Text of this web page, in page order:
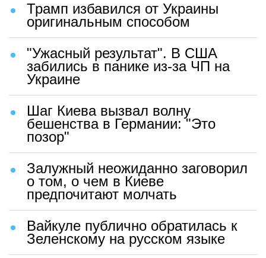
Трамп избавился от Украины
оригинальным способом
"Ужасный результат". В США
забились в панике из-за ЧП на
Украине
Шаг Киева вызвал волну
бешенства в Германии: "Это
позор"
Залужный неожиданно заговорил
о том, о чем в Киеве
предпочитают молчать
Вайкуле публично обратилась к
Зеленскому на русском языке